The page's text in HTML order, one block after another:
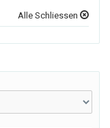
Alle Schliessen